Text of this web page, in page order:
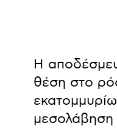
Η
θέση στο
μεσολάβηση